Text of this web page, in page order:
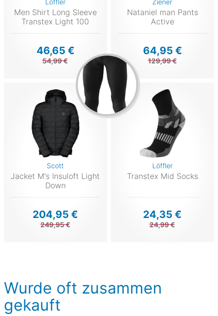
Löffler
Men Shirt Long Sleeve
Transtex Light 100
46,65 €
54,99 €
Ziener
Nataniel man Pants
Active
64,95 €
129,99 €
Scott
Jacket M's Insuloft Light
Down
204,95 €
249,95 €
Löffler
Transtex Mid Socks
24,35 €
24,99 €
Wurde oft zusammen
gekauft